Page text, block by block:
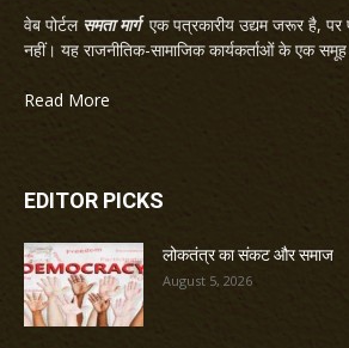
वेब पोर्टल समता मार्गएक पत्रकारीय उद्यम जरूर है, पर
नहीं। यह राजनीतिक-सामाजिक कार्यकर्ताओं के एक
Read More
EDITOR PICKS
लोकतंत्र का संकट और समाज
August 5, 2026